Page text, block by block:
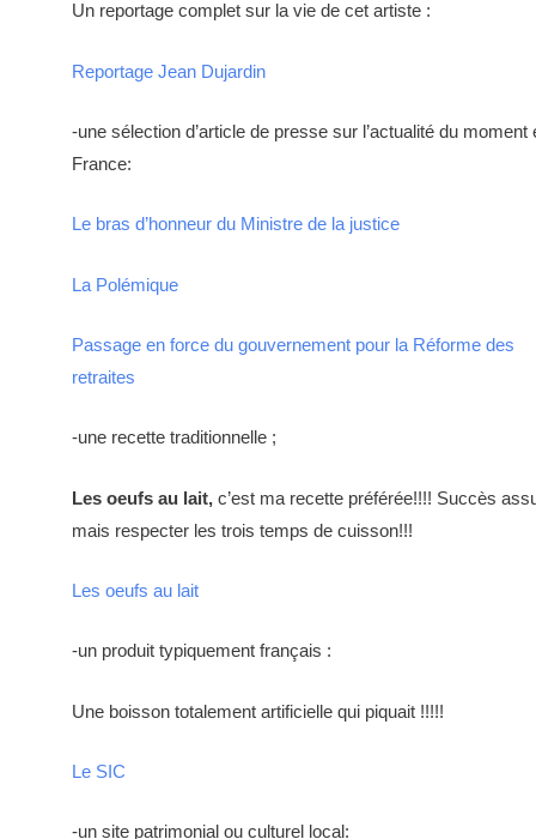
Un reportage complet sur la vie de cet artiste :
Reportage Jean Dujardin
-une sélection d’article de presse sur l’actualité du moment
France:
Le bras d’honneur du Ministre de la justice
La Polémique
Passage en force du gouvernement pour la Réforme des
retraites
-une recette traditionnelle ;
Les oeufs au lait, c’est ma recette préférée!!!! Succès
mais respecter les trois temps de cuisson!!!
Les oeufs au lait
-un produit typiquement français :
Une boisson totalement artificielle qui piquait !!!!!
Le SIC
-un site patrimonial ou culturel local: